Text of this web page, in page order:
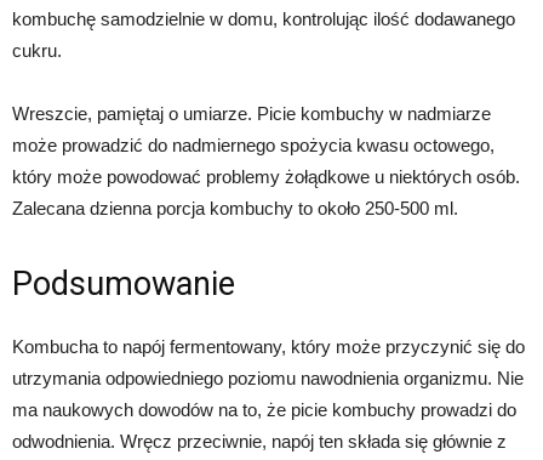
kombuchę samodzielnie w domu, kontrolując ilość dodawanego
cukru.
Wreszcie, pamiętaj o umiarze. Picie kombuchy w nadmiarze
może prowadzić do nadmiernego spożycia kwasu octowego,
który może powodować problemy żołądkowe u niektórych osób.
Zalecana dzienna porcja kombuchy to około 250-500 ml.
Podsumowanie
Kombucha to napój fermentowany, który może przyczynić się do
utrzymania odpowiedniego poziomu nawodnienia organizmu. Nie
ma naukowych dowodów na to, że picie kombuchy prowadzi do
odwodnienia. Wręcz przeciwnie, napój ten składa się głównie z